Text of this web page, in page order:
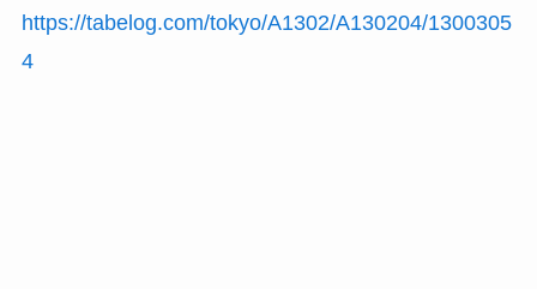
https://tabelog.com/tokyo/A1302/A130204/1300305
4